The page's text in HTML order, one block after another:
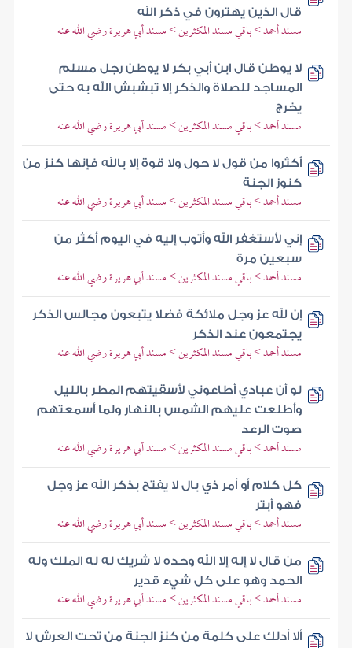
قال الذين يهترون في ذكر الله
مسند أحمد > باقي مسند المكثرين > مسند أبي هريرة رضي الله عنه
لا يوطن قال ابن أبي بكر لا يوطن رجل مسلم
المساجد للصلاة والذكر إلا تبشبش الله به حتى
يخرج
مسند أحمد > باقي مسند المكثرين > مسند أبي هريرة رضي الله عنه
أكثروا من قول لا حول ولا قوة إلا بالله فإنها كنز من
كنوز الجنة
مسند أحمد > باقي مسند المكثرين > مسند أبي هريرة رضي الله عنه
إني لأستغفر الله وأتوب إليه في اليوم أكثر من
سبعين مرة
مسند أحمد > باقي مسند المكثرين > مسند أبي هريرة رضي الله عنه
إن لله عز وجل ملائكة فضلا يتبعون مجالس الذكر
يجتمعون عند الذكر
مسند أحمد > باقي مسند المكثرين > مسند أبي هريرة رضي الله عنه
لو أن عبادي أطاعوني لأسقيتهم المطر بالليل
وأطلعت عليهم الشمس بالنهار ولما أسمعتهم
صوت الرعد
مسند أحمد > باقي مسند المكثرين > مسند أبي هريرة رضي الله عنه
كل كلام أو أمر ذي بال لا يفتح بذكر الله عز وجل
فهو أبتر
مسند أحمد > باقي مسند المكثرين > مسند أبي هريرة رضي الله عنه
من قال لا إله إلا الله وحده لا شريك له له الملك وله
الحمد وهو على كل شيء قدير
مسند أحمد > باقي مسند المكثرين > مسند أبي هريرة رضي الله عنه
ألا أدلك على كلمة من كنز الجنة من تحت العرش لا